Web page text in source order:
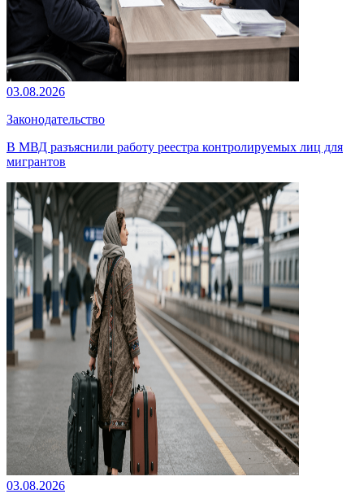
03.08.2026
Законодательство
В МВД разъяснили работу реестра контролируемых лиц для
мигрантов
03.08.2026